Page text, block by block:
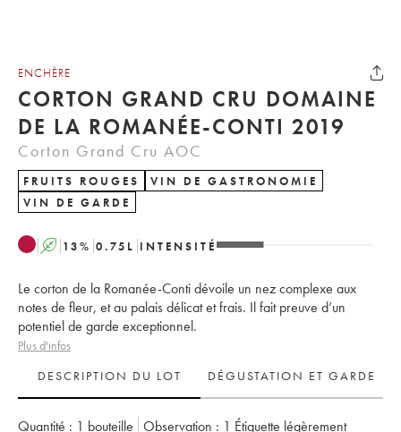
ENCHÈRE
CORTON GRAND CRU DOMAINE
DE LA ROMANÉE-CONTI 2019
Corton Grand Cru AOC
FRUITS ROUGES
VIN DE GASTRONOMIE
VIN DE GARDE
A 13% 0.75 L INTENSITÉ
Le corton de la Romanée-Conti dévoile un nez complexe aux
notes de fleur, et au palais délicat et frais. Il fait preuve d’un
potentiel de garde exceptionnel.
Plus d'infos
DESCRIPTION DU LOT
DÉGUSTATION ET GARDE
Quantité : 1 bouteille Observation : 1 Étiquette légèrement